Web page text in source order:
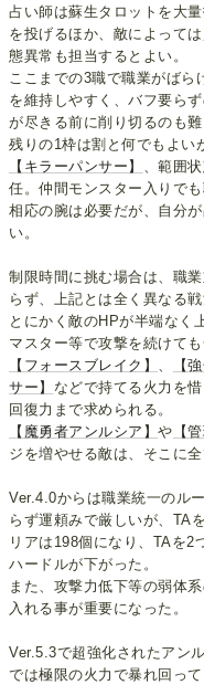
占い師は蘇生タロットを大
を投げるほか、敵によっては
態異常も担当するとよい。
ここまでの3職で職業がばら
を維持しやすく、バフ要ら
が尽きる前に削り切るのも難
残りの1枠は割と何でもよい
【キラーパンサー】 、範囲
任。仲間モンスター入りで
相応の腕は必要だが、自分
い。
制限時間に挑む場合は、職
らず、上記とは全く異なる戦
とにかく敵のHPが半端なく
マスター等で攻撃を続けても
【フォースブレイク】 、 【
サー】 などで持てる火力を
回復力まで求められる。
【魔勇者アンルシア】や 【
ジを増やせる敵は、そこに
Ver.4.0からは職業統一のル
らず運頼みで厳しいが、TA
リアは198個になり、TAを2
ハードルが下がった。
また、攻撃力低下等の弱体
入れる事が重要になった。
Ver.5.3で超強化されたアン
では極限の火力で暴れ回って